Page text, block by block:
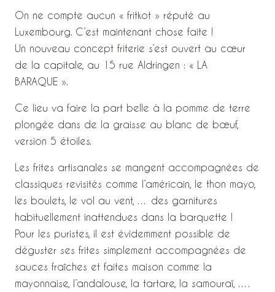
On ne compte aucun « fritkot » réputé au
Luxembourg. C’est maintenant chose faite !
Un nouveau concept friterie s’est ouvert au cœur
de la capitale, au 15 rue Aldringen : « LA
BARAQUE ».
Ce lieu va faire la part belle à la pomme de terre
plongée dans de la graisse au blanc de bœuf,
version 5 étoiles.
Les frites artisanales se mangent accompagnées de
classiques revisités comme l’américain, le thon mayo,
les boulets, le vol au vent, … des garnitures
habituellement inattendues dans la barquette !
Pour les puristes, il est évidemment possible de
déguster ses frites simplement accompagnées de
sauces fraîches et faites maison comme la
mayonnaise, l’andalouse, la tartare, la samouraï, ….